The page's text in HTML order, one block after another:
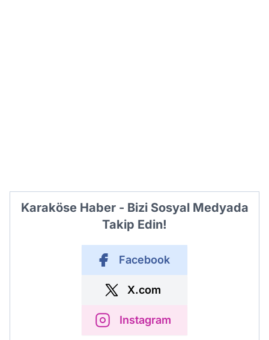
Karaköse Haber - Bizi Sosyal Medyada
Takip Edin!
Facebook
X.com
Instagram